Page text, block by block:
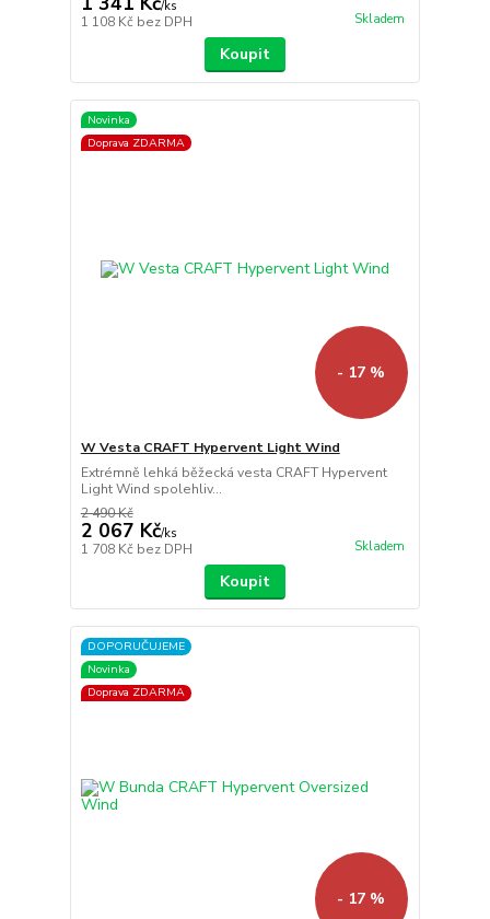
/ks
1 108 Kč bez DPH Skladem
Koupit
Novinka
Doprava ZDARMA
- 17 %
W Vesta CRAFT Hypervent Light Wind
Extrémně lehká běžecká vesta CRAFT Hypervent
Light Wind spolehliv...
2 490 Kč
2 067 Kč/ks
1 708 Kč bez DPH Skladem
Koupit
DOPORUČUJEME
Novinka
Doprava ZDARMA
- 17 %